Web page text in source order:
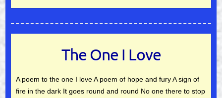
The One I Love
A poem to the one I love A poem of hope and fury A sign of
fire in the dark It goes round and round No one there to stop